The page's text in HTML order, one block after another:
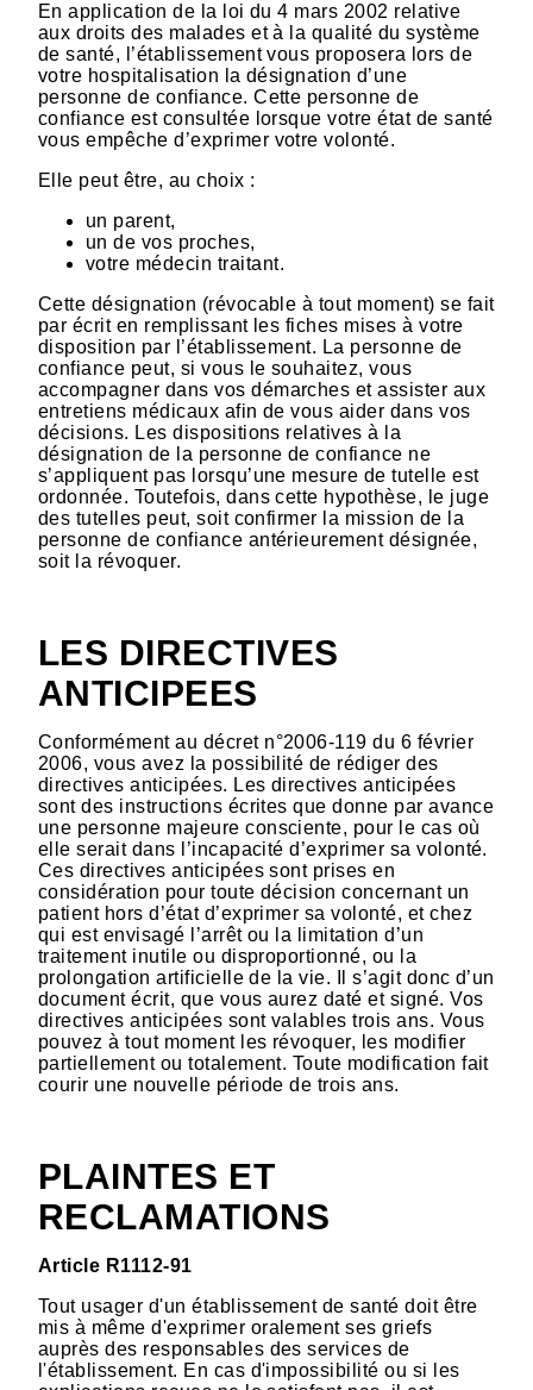
En application de la loi du 4 mars 2002 relative
aux droits des malades et à la qualité du système
de santé, l’établissement vous proposera lors de
votre hospitalisation la désignation d’une
personne de confiance. Cette personne de
confiance est consultée lorsque votre état de santé
vous empêche d’exprimer votre volonté.
Elle peut être, au choix :
un parent,
un de vos proches,
votre médecin traitant.
Cette désignation (révocable à tout moment) se fait
par écrit en remplissant les fiches mises à votre
disposition par l’établissement. La personne de
confiance peut, si vous le souhaitez, vous
accompagner dans vos démarches et assister aux
entretiens médicaux afin de vous aider dans vos
décisions. Les dispositions relatives à la
désignation de la personne de confiance ne
s’appliquent pas lorsqu’une mesure de tutelle est
ordonnée. Toutefois, dans cette hypothèse, le juge
des tutelles peut, soit confirmer la mission de la
personne de confiance antérieurement désignée,
soit la révoquer.
LES DIRECTIVES
ANTICIPEES
Conformément au décret n°2006-119 du 6 février
2006, vous avez la possibilité de rédiger des
directives anticipées. Les directives anticipées
sont des instructions écrites que donne par avance
une personne majeure consciente, pour le cas où
elle serait dans l’incapacité d’exprimer sa volonté.
Ces directives anticipées sont prises en
considération pour toute décision concernant un
patient hors d’état d’exprimer sa volonté, et chez
qui est envisagé l’arrêt ou la limitation d’un
traitement inutile ou disproportionné, ou la
prolongation artificielle de la vie. Il s’agit donc d’un
document écrit, que vous aurez daté et signé. Vos
directives anticipées sont valables trois ans. Vous
pouvez à tout moment les révoquer, les modifier
partiellement ou totalement. Toute modification fait
courir une nouvelle période de trois ans.
PLAINTES ET
RECLAMATIONS
Article R1112-91
Tout usager d'un établissement de santé doit être
mis à même d'exprimer oralement ses griefs
auprès des responsables des services de
l'établissement. En cas d'impossibilité ou si les